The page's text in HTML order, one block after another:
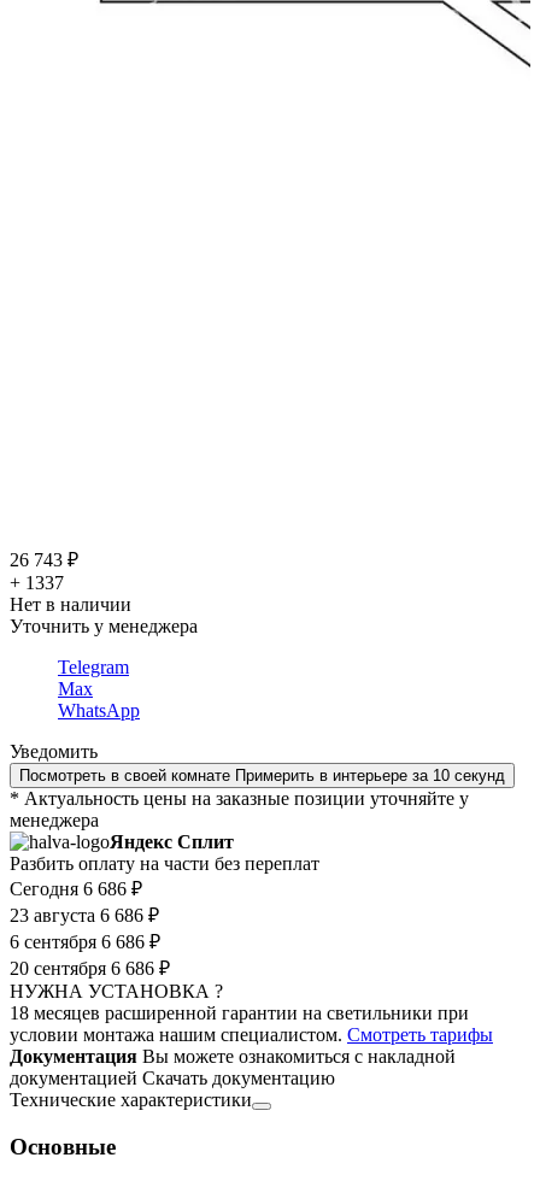
26 743 ₽
+ 1337
Нет в наличии
Уточнить у менеджера
Telegram
Max
WhatsApp
Уведомить
Посмотреть в своей комнате Примерить в интерьере за 10 секунд
* Актуальность цены на заказные позиции уточняйте у
менеджера
Яндекс Сплит
Разбить оплату на части без переплат
Сегодня 6 686 ₽
23 августа 6 686 ₽
6 сентября 6 686 ₽
20 сентября 6 686 ₽
НУЖНА УСТАНОВКА ?
18 месяцев расширенной гарантии на светильники при
условии монтажа нашим специалистом. Смотреть тарифы
Документация Вы можете ознакомиться с накладной
документацией Скачать документацию
Технические характеристики
Основные